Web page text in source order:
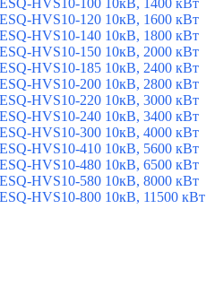
HVS10-120 10кВ, 1600 кВт
HVS10-140 10кВ, 1800 кВт
HVS10-150 10кВ, 2000 кВт
HVS10-185 10кВ, 2400 кВт
HVS10-200 10кВ, 2800 кВт
HVS10-220 10кВ, 3000 кВт
HVS10-240 10кВ, 3400 кВт
HVS10-300 10кВ, 4000 кВт
HVS10-410 10кВ, 5600 кВт
HVS10-480 10кВ, 6500 кВт
HVS10-580 10кВ, 8000 кВт
HVS10-800 10кВ, 11500 кВт